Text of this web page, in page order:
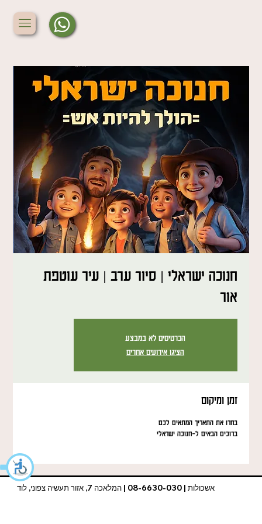
חנוכה ישראלי | סיור ערב | עיר עוטפת
אור
הכרטיסים לא במבצע
הציגו אירועים אחרים
זמן ומיקום
בחרו את התאריך המתאים לכם
ברוכים הבאים ל-חנוכה ישראלי
אשכולות | 08-6630-030 | המלאכה 7, אזור תעשיה צפוני, לוד